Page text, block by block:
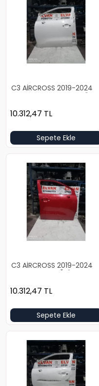
C3 AİRCROSS 2019-2024
KOYU BEYAZ BOŞ SOL ÖN
10.312,47 TL
Sepete Ekle
C3 AİRCROSS 2019-2024
KIRMIZI BOŞ SAĞ ÖN KAPI
10.312,47 TL
Sepete Ekle